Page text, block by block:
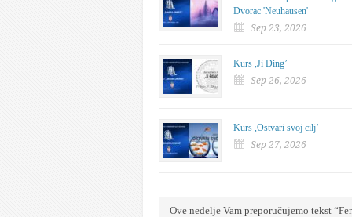
Dvorac 'Neuhausen'
Sep 23, 2026
Kurs ,Ji Đing’
Sep 26, 2026
Kurs ,Ostvari svoj cilj’
Sep 27, 2026
Ove nedelje Vam preporučujemo tekst